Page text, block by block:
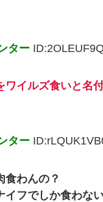
ター
ワイルズ食いと名
ター
食わんの？
イフでしか食わな